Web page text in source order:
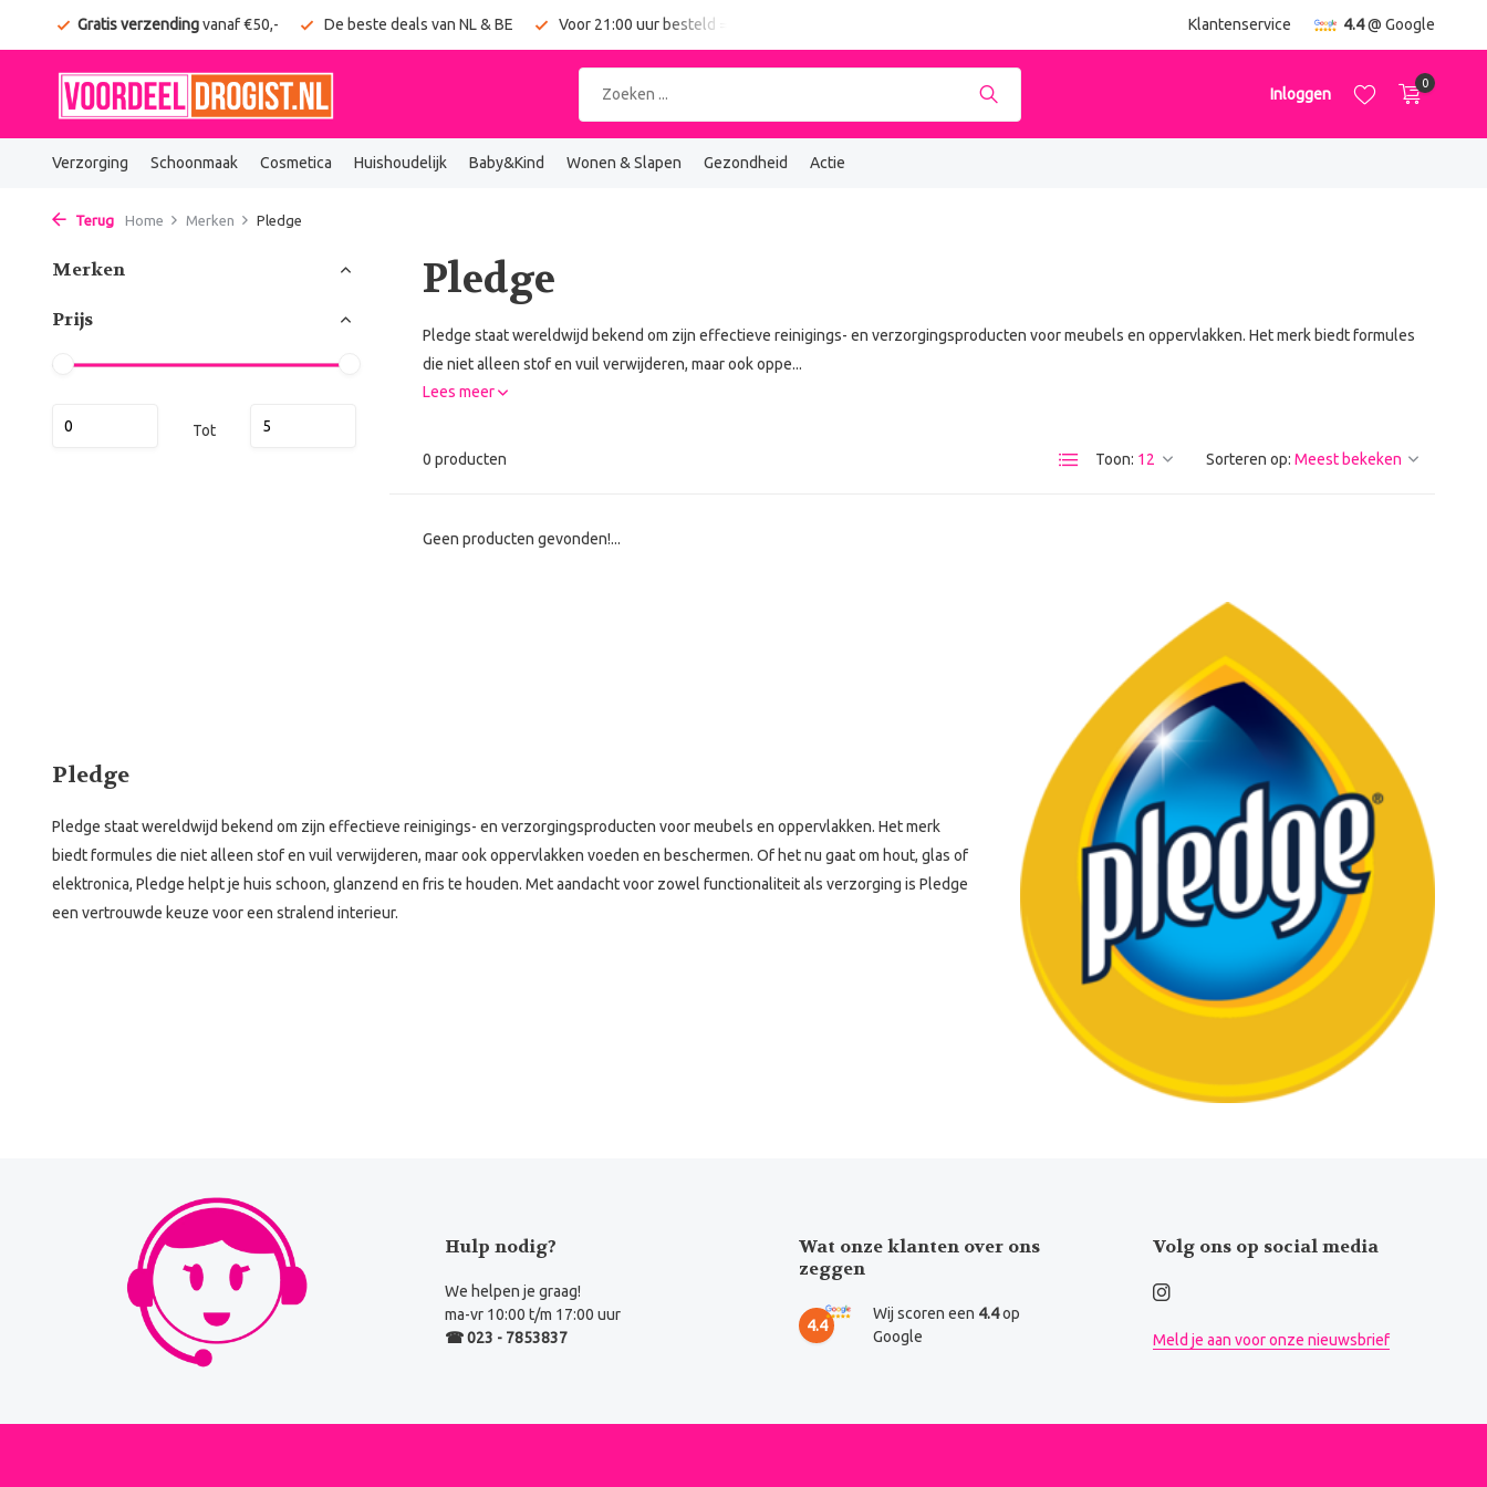
Gratis verzendingvanaf €50,- De beste deals van NL & BE Voor 21:00 uur besteld = vandaag verzonden Klantenservice 4.4@ Google
Inloggen
0
Verzorging Schoonmaak Cosmetica Huishoudelijk Baby&Kind Wonen & Slapen Gezondheid Actie
Terug Home Merken Pledge
Merken
Prijs
Tot
Pledge
Pledge staat wereldwijd bekend om zijn effectieve reinigings- en verzorgingsproducten voor meubels en oppervlakken. Het merk biedt formules
die niet alleen stof en vuil verwijderen, maar ook oppe...
Lees meer
0 producten Toon: Sorteren op:
Geen producten gevonden!...
Pledge
Pledge staat wereldwijd bekend om zijn effectieve reinigings- en verzorgingsproducten voor meubels en oppervlakken. Het merk
biedt formules die niet alleen stof en vuil verwijderen, maar ook oppervlakken voeden en beschermen. Of het nu gaat om hout, glas of
elektronica, Pledge helpt je huis schoon, glanzend en fris te houden. Met aandacht voor zowel functionaliteit als verzorging is Pledge
een vertrouwde keuze voor een stralend interieur.
Hulp nodig?
We helpen je graag!
ma-vr 10:00 t/m 17:00 uur
☎ 023 - 7853837
Wat onze klanten over ons
zeggen
4.4
Wij scoren een 4.4op
Google
Volg ons op social media
Meld je aan voor onze nieuwsbrief